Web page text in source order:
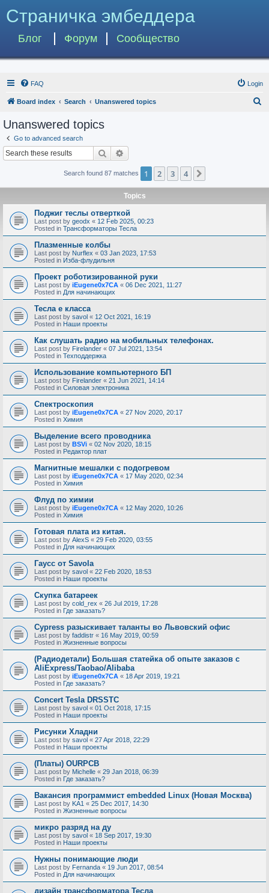
Страничка эмбеддера
Блог Форум Сообщество
FAQ Login
Board index Search Unanswered topics
Unanswered topics
Go to advanced search
Search
Search found 87 matches 1 2 3 4
Topics
Поджиг теслы отверткой
Last post by geodx « 12 Feb 2025, 00:23
Posted in Трансформаторы Тесла
Плазменные колбы
Last post by Nurflex « 03 Jan 2023, 17:53
Posted in Изба-флудильня
Проект роботизированной руки
Last post by iEugene0x7CA « 06 Dec 2021, 11:27
Posted in Для начинающих
Тесла е класса
Last post by savol « 12 Oct 2021, 16:19
Posted in Наши проекты
Как слушать радио на мобильных телефонах.
Last post by Firelander « 07 Jul 2021, 13:54
Posted in Техподдержка
Использование компьютерного БП
Last post by Firelander « 21 Jun 2021, 14:14
Posted in Силовая электроника
Спектроскопия
Last post by iEugene0x7CA « 27 Nov 2020, 20:17
Posted in Химия
Выделение всего проводника
Last post by BSVi « 02 Nov 2020, 18:15
Posted in Редактор плат
Магнитные мешалки с подогревом
Last post by iEugene0x7CA « 17 May 2020, 02:34
Posted in Химия
Флуд по химии
Last post by iEugene0x7CA « 12 May 2020, 10:26
Posted in Химия
Готовая плата из китая.
Last post by AlexS « 29 Feb 2020, 03:55
Posted in Для начинающих
Гаусс от Savola
Last post by savol « 22 Feb 2020, 18:53
Posted in Наши проекты
Скупка батареек
Last post by cold_rex « 26 Jul 2019, 17:28
Posted in Где заказать?
Cypress разыскивает таланты во Львовский офис
Last post by faddistr « 16 May 2019, 00:59
Posted in Жизненные вопросы
(Радиодетали) Большая статейка об опыте заказов с
AliExpress/Taobao/Alibaba
Last post by iEugene0x7CA « 18 Apr 2019, 19:21
Posted in Где заказать?
Concert Tesla DRSSTC
Last post by savol « 01 Oct 2018, 17:15
Posted in Наши проекты
Рисунки Хладни
Last post by savol « 27 Apr 2018, 22:29
Posted in Наши проекты
(Платы) OURPCB
Last post by Michelle « 29 Jan 2018, 06:39
Posted in Где заказать?
Вакансия программист embedded Linux (Новая Москва)
Last post by KA1 « 25 Dec 2017, 14:30
Posted in Жизненные вопросы
микро разряд на ду
Last post by savol « 18 Sep 2017, 19:30
Posted in Наши проекты
Нужны понимающие люди
Last post by Fernanda « 19 Jun 2017, 08:54
Posted in Для начинающих
дизайн трансформатора Тесла